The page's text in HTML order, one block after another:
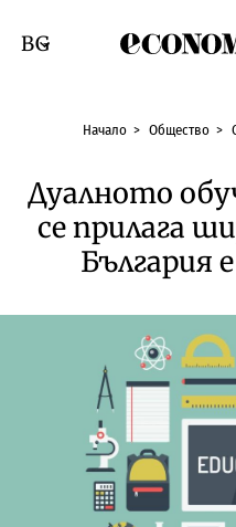
Смяна на език
Начало Общество
Дуалното
се прилага
България